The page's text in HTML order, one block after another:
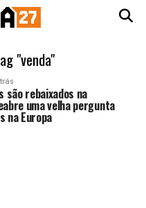
"venda"
são rebaixados na
uma velha pergunta
na Europa